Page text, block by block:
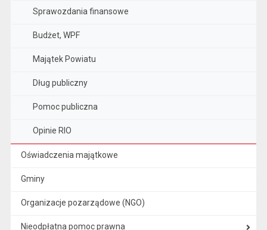
Sprawozdania finansowe
Budżet, WPF
Majątek Powiatu
Dług publiczny
Pomoc publiczna
Opinie RIO
Oświadczenia majątkowe
Gminy
Organizacje pozarządowe (NGO)
Nieodpłatna pomoc prawna